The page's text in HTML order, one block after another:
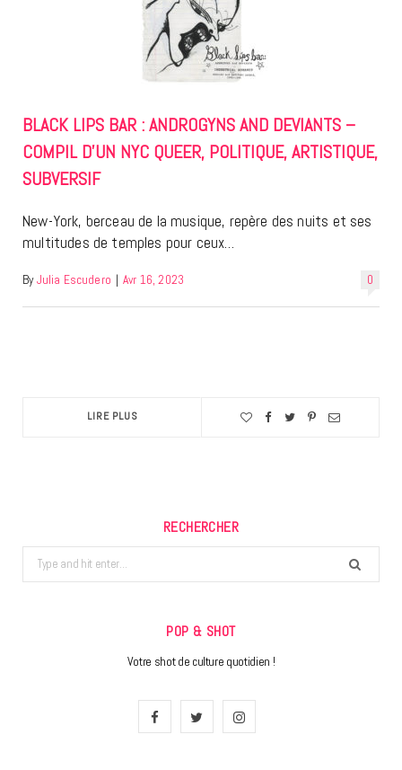
BLACK LIPS BAR : ANDROGYNS AND DEVIANTS –
COMPIL D’UN NYC QUEER, POLITIQUE, ARTISTIQUE,
SUBVERSIF
New-York, berceau de la musique, repère des nuits et ses
multitudes de temples pour ceux…
0
By Julia Escudero | Avr 16, 2023
LIRE PLUS
RECHERCHER
Search
for:
POP & SHOT
Votre shot de culture quotidien !
F
I